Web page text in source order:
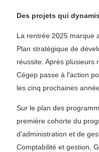
Des projets qui
La rentrée 2025 marque
Plan stratégique de
réussite. Après plusieurs
Cégep passe à l'action
les cinq prochaines
Sur le plan des
première cohorte du
d'administration et de
Comptabilité et gestion,